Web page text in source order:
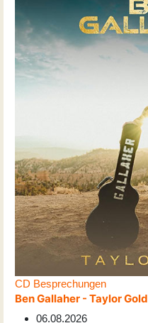
CD Besprechungen
Ben Gallaher - Taylor Gold
06.08.2026